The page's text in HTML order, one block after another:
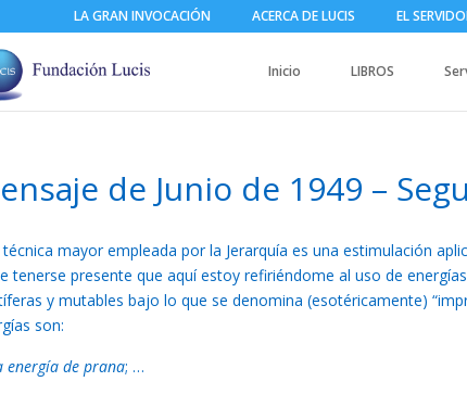
LA GRAN INVOCACIÓN ACERCA DE LUCIS EL
Inicio LIBROS
de Junio de 1949 –
técnica mayor empleada por la Jerarquía es una estimulación
tenerse presente que aquí estoy refiriéndome al uso de
y mutables bajo lo que se denomina (esotéricamente)
son:
energía de prana; …